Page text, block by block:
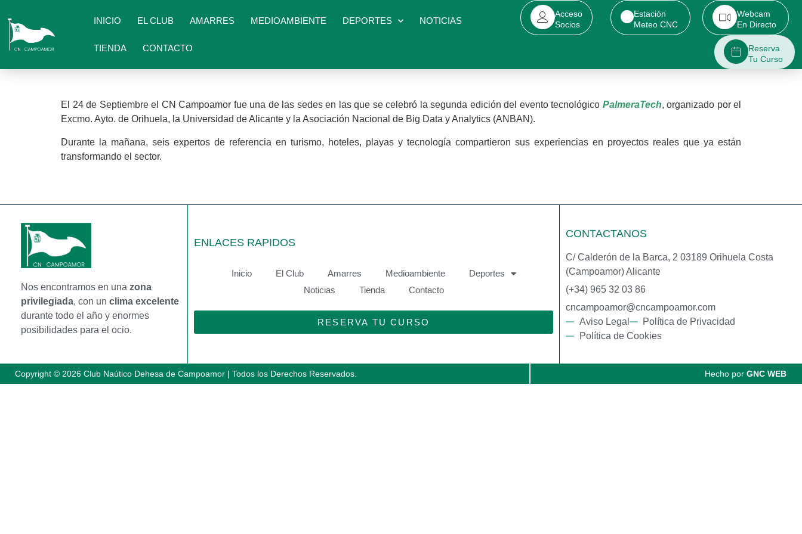
INICIO EL CLUB AMARRES MEDIOAMBIENTE DEPORTES NOTICIAS
TIENDA CONTACTO
Acceso
Socios
Estación
Meteo CNC
Webcam
En Directo
Reserva
Tu Curso
El 24 de Septiembre el CN Campoamor fue una de las sedes en las que se celebró la segunda edición del evento tecnológico PalmeraTech, organizado por el
Excmo. Ayto. de Orihuela, la Universidad de Alicante y la Asociación Nacional de Big Data y Analytics (ANBAN).
Durante la mañana, seis expertos de referencia en turismo, hoteles, playas y tecnología compartieron sus experiencias en proyectos reales que ya están
transformando el sector.
Nos encontramos en una zona
privilegiada, con un clima excelente
durante todo el año y enormes
posibilidades para el ocio.
ENLACES RAPIDOS
Inicio El Club Amarres Medioambiente
Deportes
Noticias
Tienda Contacto
RESERVA TU CURSO
CONTACTANOS
C/ Calderón de la Barca, 2 03189 Orihuela Costa
(Campoamor) Alicante
(+34) 965 32 03 86
cncampoamor@cncampoamor.com
Aviso Legal
Política de Privacidad
Política de Cookies
Copyright © 2026 Club Naútico Dehesa de Campoamor | Todos los Derechos Reservados. Hecho por GNC WEB